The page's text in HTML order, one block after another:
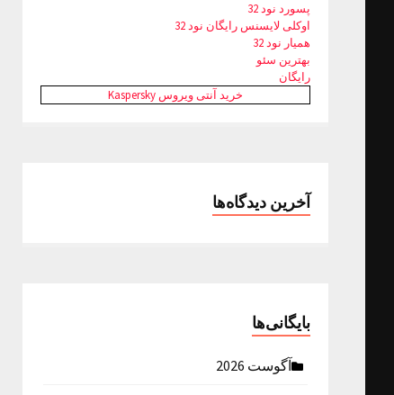
پسورد نود 32
اوکلی لایسنس رایگان نود 32
همیار نود 32
بهترین سئو
رایگان
خرید آنتی ویروس Kaspersky
آخرین دیدگاه‌ها
بایگانی‌ها
آگوست 2026